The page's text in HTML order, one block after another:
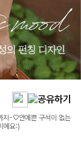
지-♡안예쁜 구석이 없는
에요:)